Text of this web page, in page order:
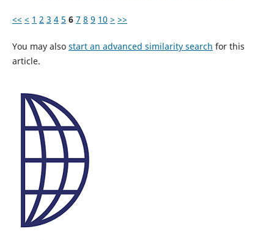
<< < 1 2 3 4 5 6 7 8 9 10 > >>
You may also start an advanced similarity search for this
article.